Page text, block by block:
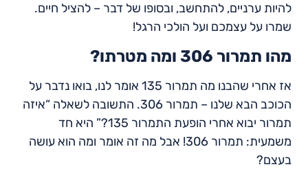
להיות ערניים, להתחשב, ובסופו של דבר – להציל חיים.
שמרו על עצמכם ועל הולכי הרגל!
מהו תמרור 306 ומה מטרתו?
אז אחרי שהבנו מה תמרור 135 אומר לנו, בואו נדבר על
הכוכב הבא שלנו – תמרור 306. התשובה לשאלה “איזה
תמרור יבוא אחרי הופעת התמרור 135?” היא חד
משמעית: תמרור 306! אבל מה זה אומר ומה הוא עושה
בעצם?